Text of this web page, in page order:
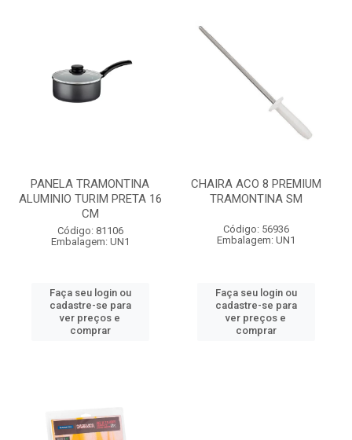
PANELA TRAMONTINA
ALUMINIO TURIM PRETA 16
CM
Código: 81106
Embalagem: UN1
Faça seu login ou
cadastre-se para
ver preços e
comprar
CHAIRA ACO 8 PREMIUM
TRAMONTINA SM
Código: 56936
Embalagem: UN1
Faça seu login ou
cadastre-se para
ver preços e
comprar